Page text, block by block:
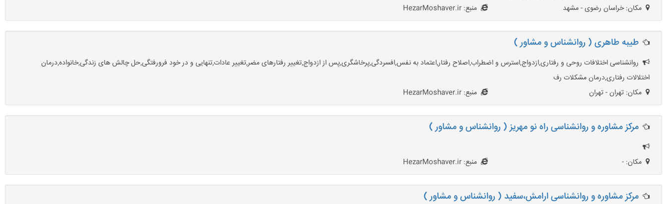
مکان: خراسان رضوی - مشهد
منبع: HezarMoshaver.ir
طیبه طاهری ( روانشناس و مشاور )
روانشناسی اختلافات روحی و رفتاری,ازدواج,استرس و اضطراب,اصلاح رفتار,اعتماد به نفس,افسردگی,پرخاشگری,پس از ازدواج,تغییر رفتارهای مضر,تغییر عادات,تنهایی و در خود فرورفتگی,حل چالش های زندگی,خانواده,درمان
اختلالات رفتاری,درمان مشکلات رف
مکان: تهران - تهران
منبع: HezarMoshaver.ir
مرکز مشاوره و روانشناسی راه نو مهریز ( روانشناس و مشاور )
مکان: - منبع: HezarMoshaver.ir
مرکز مشاوره و روانشناسی ارامش،سفید ( روانشناس و مشاور )